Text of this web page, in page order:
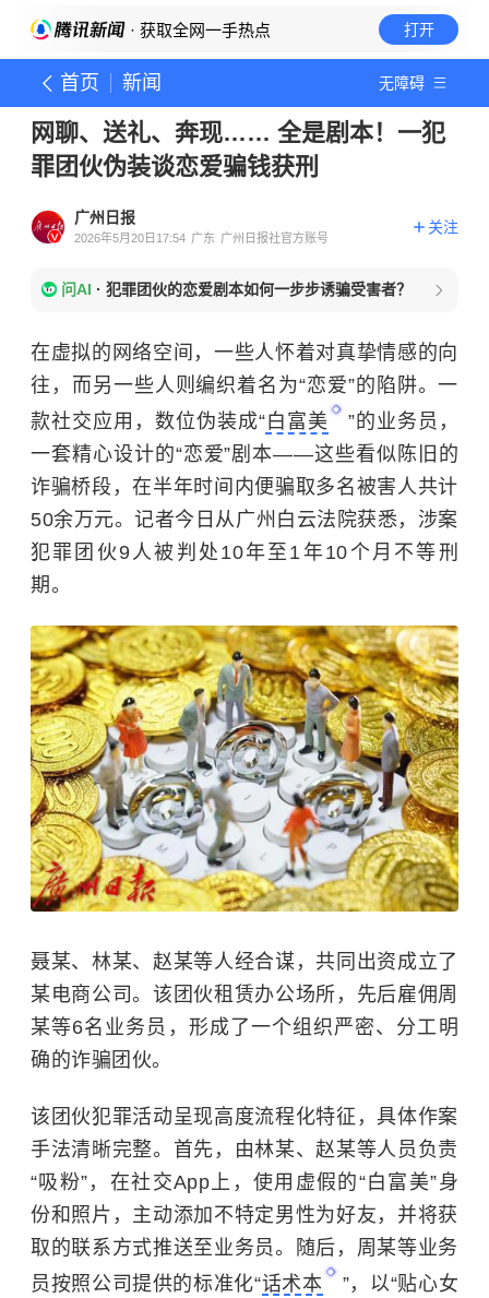
· 获取全网一手热点 打开
首页 新闻 无障碍
网聊、送礼、奔现…… 全是剧本！一犯
罪团伙伪装谈恋爱骗钱获刑
广州日报
2026年5月20日17:54 广东 广州日报社官方账号
关注
问AI · 犯罪团伙的恋爱剧本如何一步步诱骗受害者？
在虚拟的网络空间，一些人怀着对真挚情感的向
往，而另一些人则编织着名为“恋爱”的陷阱。一
款社交应用，数位伪装成“白富美
”的业务员，
一套精心设计的“恋爱”剧本——这些看似陈旧的
诈骗桥段，在半年时间内便骗取多名被害人共计
50余万元。记者今日从广州白云法院获悉，涉案
犯罪团伙9人被判处10年至1年10个月不等刑
期。
聂某、林某、赵某等人经合谋，共同出资成立了
某电商公司。该团伙租赁办公场所，先后雇佣周
某等6名业务员，形成了一个组织严密、分工明
确的诈骗团伙。
该团伙犯罪活动呈现高度流程化特征，具体作案
手法清晰完整。首先，由林某、赵某等人员负责
“吸粉”，在社交App上，使用虚假的“白富美”身
份和照片，主动添加不特定男性为好友，并将获
取的联系方式推送至业务员。随后，周某等业务
员按照公司提供的标准化“话术本
”，以“贴心女